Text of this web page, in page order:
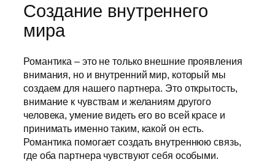
Создание внутреннего
мира
Романтика – это не только внешние проявления
внимания, но и внутренний мир, который мы
создаем для нашего партнера. Это открытость,
внимание к чувствам и желаниям другого
человека, умение видеть его во всей красе и
принимать именно таким, какой он есть.
Романтика помогает создать внутреннюю связь,
где оба партнера чувствуют себя особыми.